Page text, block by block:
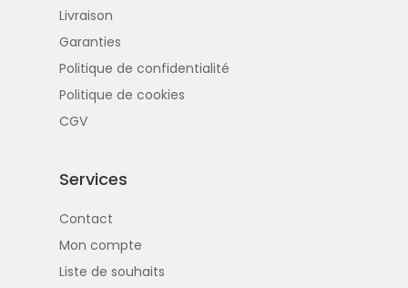
Livraison
Garanties
Politique de confidentialité
Politique de cookies
CGV
Services
Contact
Mon compte
Liste de souhaits